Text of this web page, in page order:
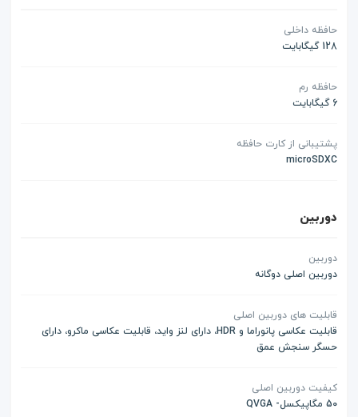
حافظه داخلی
128 گیگابایت
حافظه رم
6 گیگابایت
پشتیبانی از کارت حافظه
microSDXC
دوربین
دوربین
دوربین اصلی دوگانه
قابلیت های دوربین اصلی
قابلیت عکاسی پانوراما و HDR، دارای لنز واید، قابلیت عکاسی ماکرو، دارای
حسگر سنجش عمق
کیفیت دوربین اصلی
50 مگاپیکسل- QVGA